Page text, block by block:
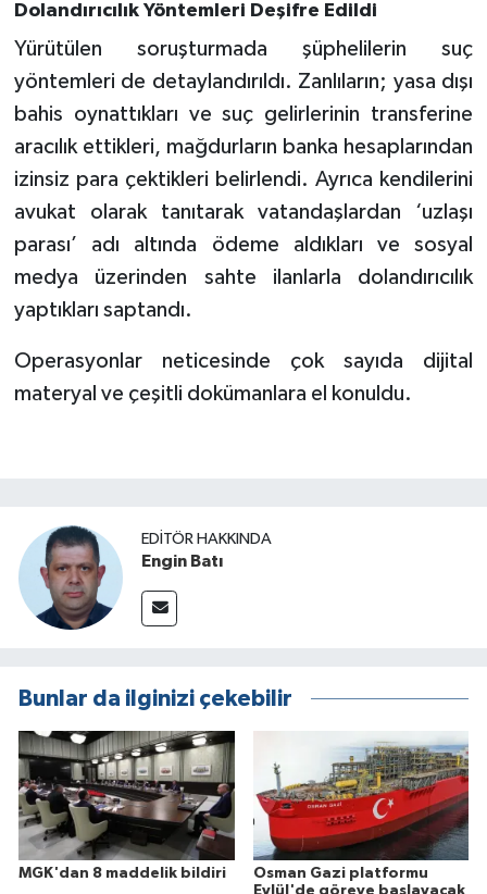
Dolandırıcılık Yöntemleri Deşifre Edildi
Yürütülen soruşturmada şüphelilerin suç
yöntemleri de detaylandırıldı. Zanlıların; yasa dışı
bahis oynattıkları ve suç gelirlerinin transferine
aracılık ettikleri, mağdurların banka hesaplarından
izinsiz para çektikleri belirlendi. Ayrıca kendilerini
avukat olarak tanıtarak vatandaşlardan ‘uzlaşı
parası’ adı altında ödeme aldıkları ve sosyal
medya üzerinden sahte ilanlarla dolandırıcılık
yaptıkları saptandı.
Operasyonlar neticesinde çok sayıda dijital
materyal ve çeşitli dokümanlara el konuldu.
EDITÖR HAKKINDA
Engin Batı
Bunlar da ilginizi çekebilir
MGK'dan 8 maddelik bildiri
Osman Gazi platformu
Eylül'de göreve başlayacak